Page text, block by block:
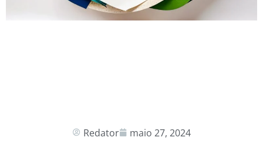
Redator
maio 27, 2024